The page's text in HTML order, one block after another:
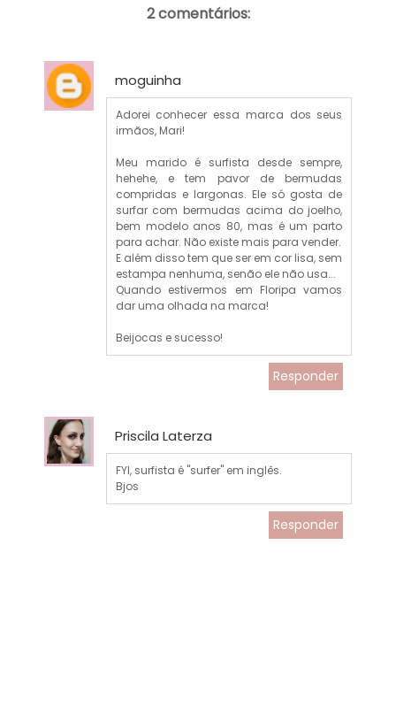
2 comentários:
moguinha
Adorei conhecer essa marca dos seus
irmãos, Mari!
Meu marido é surfista desde sempre,
hehehe, e tem pavor de bermudas
compridas e largonas. Ele só gosta de
surfar com bermudas acima do joelho,
bem modelo anos 80, mas é um parto
para achar. Não existe mais para vender.
E além disso tem que ser em cor lisa, sem
estampa nenhuma, senão ele não usa...
Quando estivermos em Floripa vamos
dar uma olhada na marca!
Beijocas e sucesso!
Responder
Priscila Laterza
FYI, surfista é "surfer" em inglês.
Bjos
Responder